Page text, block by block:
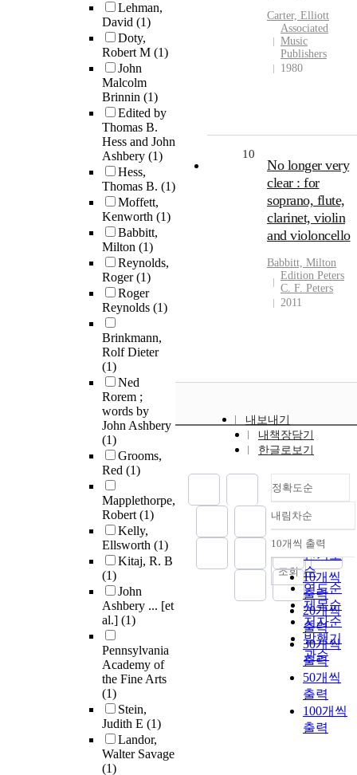
Lehman,
David (1)
Doty,
Robert M (1)
John
Malcolm
Brinnin (1)
Edited by
Thomas B.
Hess and John
Ashbery (1)
Hess,
Thomas B. (1)
Moffett,
Kenworth (1)
Babbitt,
Milton (1)
Reynolds,
Roger(1)
Roger
Reynolds (1)
Brinkmann,
Rolf Dieter
(1)
Ned
Rorem ;
words by
John Ashbery
(1)
Grooms,
Red (1)
Mapplethorpe,
Robert(1)
Kelly,
Ellsworth (1)
Kitaj, R. B
(1)
John
Ashbery ... [et
al.] (1)
Pennsylvania
Academy of
the Fine Arts
(1)
Stein,
Judith E (1)
Landor,
Walter Savage
(1)
Carter, Elliott
Associated
Music
Publishers
1980
10
No longer very
clear : for
soprano, flute,
clarinet, violin
and violoncello
Babbitt, Milton
Edition Peters
C. F. Peters
2011
내보내기
내책장담기
한글로보기
정확도순
정확도
순
인기도
순
연도순
제목순
저자순
발행기
관순
내림차순
내림차순
10개씩 출력
10개씩
출력
20개씩
출력
30개씩
출력
50개씩
출력
100개씩
출력
조회